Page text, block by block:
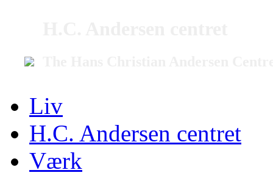
Liv
H.C. Andersen centret
Værk